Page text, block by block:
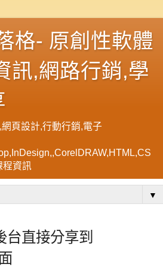
格- 原創性軟體
訊,網路行銷,學
頁設計,行動行銷,電子
程資訊
▼
台直接分享到